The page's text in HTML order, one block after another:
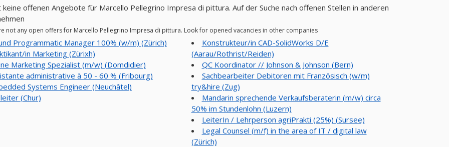
keine offenen Angebote für Marcello Pellegrino Impresa di pittura. Auf der Suche nach offenen Stellen in anderen
not any open offers for Marcello Pellegrino Impresa di pittura. Look for opened vacancies in other companies
Programmatic Manager 100% (w/m) (Zürich)
in Marketing (Zürixh)
Marketing Spezialist (m/w) (Domdidier)
administrative à 50 - 60 % (Fribourg)
Systems Engineer (Neuchâtel)
(Chur)
Konstrukteur/in CAD-SolidWorks D/E
(Aarau/Rothrist/Reiden)
QC Koordinator // Johnson & Johnson (Bern)
Sachbearbeiter Debitoren mit Französisch (w/m)
try&hire (Zug)
Mandarin sprechende Verkaufsberaterin (m/w) circa
50% im Stundenlohn (Luzern)
LeiterIn / Lehrperson agriPrakti (25%) (Sursee)
Legal Counsel (m/f) in the area of IT / digital law
(Zürich)